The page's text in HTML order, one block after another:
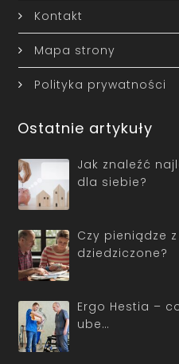
Kontakt
Mapa strony
Polityka prywatności
Ostatnie artykuły
Jak znaleźć
dla siebie?
Czy pieniądze
dziedziczone?
Ergo Hestia –
ube…